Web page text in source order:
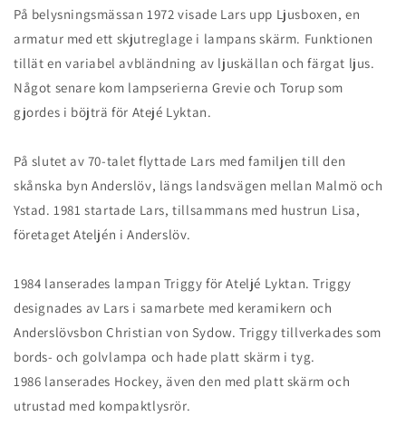
På belysningsmässan 1972 visade Lars upp Ljusboxen, en
armatur med ett skjutreglage i lampans skärm. Funktionen
tillät en variabel avbländning av ljuskällan och färgat ljus.
Något senare kom lampserierna Grevie och Torup som
gjordes i böjträ för Atejé Lyktan.
På slutet av 70-talet flyttade Lars med familjen till den
skånska byn Anderslöv, längs landsvägen mellan Malmö och
Ystad. 1981 startade Lars, tillsammans med hustrun Lisa,
företaget Ateljén i Anderslöv.
1984 lanserades lampan Triggy för Ateljé Lyktan. Triggy
designades av Lars i samarbete med keramikern och
Anderslövsbon Christian von Sydow. Triggy tillverkades som
bords- och golvlampa och hade platt skärm i tyg.
1986 lanserades Hockey, även den med platt skärm och
utrustad med kompaktlysrör.